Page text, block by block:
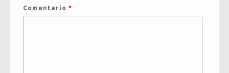
Comentario*